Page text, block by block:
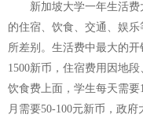
新加坡大学一年生活费
的住宿、饮食、交通、娱
所差别。生活费中最大的
1500新币，住宿费用因地
饮食费上面，学生每天需
月需要50-100元新币，政府